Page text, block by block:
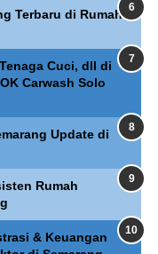
Terbaru di Rumah
Cuci, dll di
Carwash Solo
Update di
Rumah
& Keuangan